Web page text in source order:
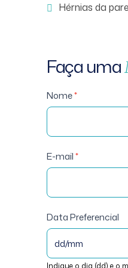
Hérnias da
Faça uma
Cirurgia
Nome*
E-mail*
Data Preferencial
Indique o dia (dd) e o